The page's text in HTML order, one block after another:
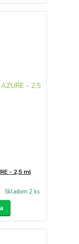
- 2,5 ml
Skladom 2 ks